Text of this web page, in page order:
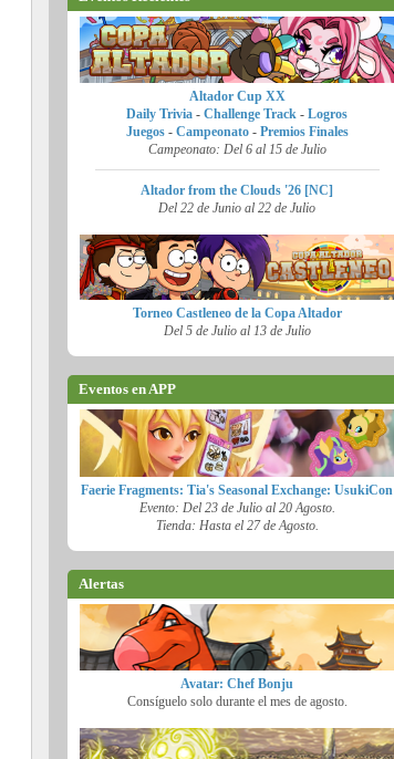
Altador Cup XX
Daily Trivia -Challenge Track -Logros
Juegos- Campeonato- Premios Finales
Campeonato: Del 6 al 15 de Julio
Altador from the Clouds '26 [NC]
Del 22 de Junio al 22 de Julio
Torneo Castleneo de la Copa Altador
Del 5 de Julio al 13 de Julio
Eventos en APP
Faerie Fragments: Tia's Seasonal Exchange: UsukiCon
Evento: Del 23 de Julio al 20 Agosto.
Tienda: Hasta el 27 de Agosto.
Alertas
Avatar: Chef Bonju
Consíguelo solo durante el mes de agosto.